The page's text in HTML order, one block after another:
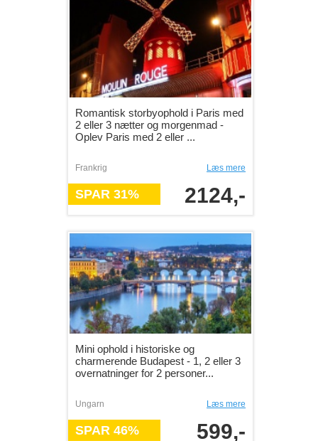
Romantisk storbyophold i Paris med
2 eller 3 nætter og morgenmad -
Oplev Paris med 2 eller ...
Frankrig Læs mere
SPAR 31% 2124,-
Mini ophold i historiske og
charmerende Budapest - 1, 2 eller 3
overnatninger for 2 personer...
Ungarn Læs mere
SPAR 46% 599,-